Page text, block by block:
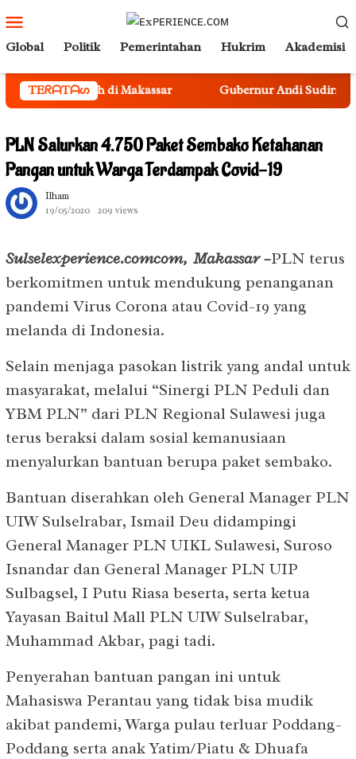
ke
kontenMobile
Global Politik Pemerintahan Hukrim Akademisi
TEᖇᗩTᗩᔕ
di Makassar Gubernur Andi Sudirman Kukuhkan
PLN Salurkan 4.750 Paket Sembako Ketahanan
Pangan untuk Warga Terdampak Covid-19
Ilham
19/05/2020
209 views
Sulselexperience.comcom, Makassar –PLN terus
berkomitmen untuk mendukung penanganan
pandemi Virus Corona atau Covid-19 yang
melanda di Indonesia.
Selain menjaga pasokan listrik yang andal untuk
masyarakat, melalui “Sinergi PLN Peduli dan
YBM PLN” dari PLN Regional Sulawesi juga
terus beraksi dalam sosial kemanusiaan
menyalurkan bantuan berupa paket sembako.
Bantuan diserahkan oleh General Manager PLN
UIW Sulselrabar, Ismail Deu didampingi
General Manager PLN UIKL Sulawesi, Suroso
Isnandar dan General Manager PLN UIP
Sulbagsel, I Putu Riasa beserta, serta ketua
Yayasan Baitul Mall PLN UIW Sulselrabar,
Muhammad Akbar, pagi tadi.
Penyerahan bantuan pangan ini untuk
Mahasiswa Perantau yang tidak bisa mudik
akibat pandemi, Warga pulau terluar Poddang-
Poddang serta anak Yatim/Piatu & Dhuafa